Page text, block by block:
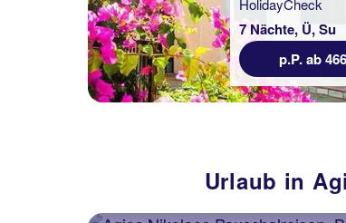
7 Nächte, Ü, Su
p.P. ab
Urlaub in